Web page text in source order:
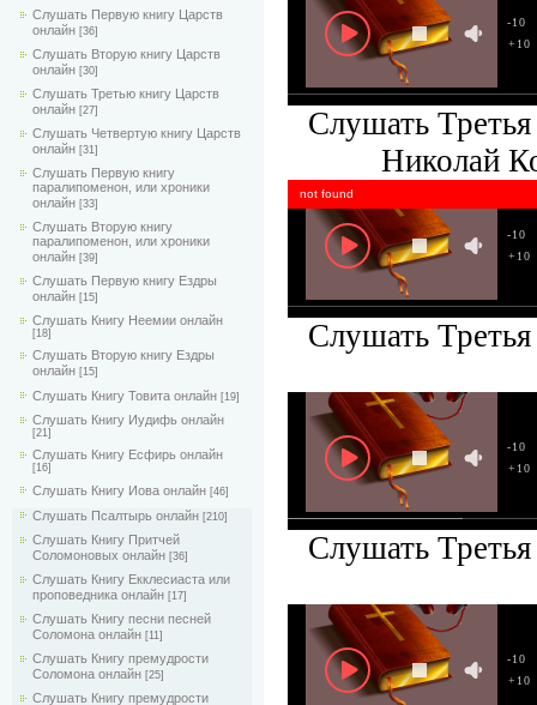
Слушать Первую книгу Царств
онлайн [36]
Слушать Вторую книгу Царств
онлайн [30]
Слушать Третью книгу Царств
онлайн [27]
Слушать Четвертую книгу Царств
онлайн [31]
Слушать Первую книгу
паралипоменон, или хроники
онлайн [33]
Слушать Вторую книгу
паралипоменон, или хроники
онлайн [39]
Слушать Первую книгу Ездры
онлайн [15]
Слушать Книгу Неемии онлайн
[18]
Слушать Вторую книгу Ездры
онлайн [15]
Слушать Книгу Товита онлайн [19]
Слушать Книгу Иудифь онлайн
[21]
Слушать Книгу Есфирь онлайн
[16]
Слушать Книгу Иова онлайн [46]
Слушать Псалтырь онлайн [210]
Слушать Книгу Притчей
Соломоновых онлайн [36]
Слушать Книгу Екклесиаста или
проповедника онлайн [17]
Слушать Книгу песни песней
Соломона онлайн [11]
Слушать Книгу премудрости
Соломона онлайн [25]
Слушать Книгу премудрости
+10
-10
Слушать
Николай
+10
-10
not found
Слушать
+10
-10
Слушать
+10
-10